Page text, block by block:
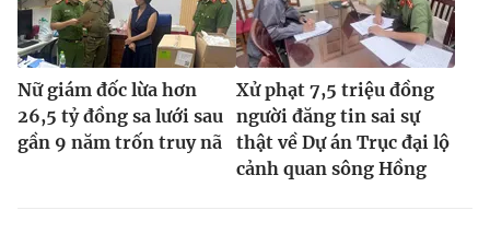
Nữ giám đốc lừa hơn
26,5 tỷ đồng sa lưới sau
gần 9 năm trốn truy nã
Xử phạt 7,5 triệu đồng
người đăng tin sai sự
thật về Dự án Trục đại lộ
cảnh quan sông Hồng